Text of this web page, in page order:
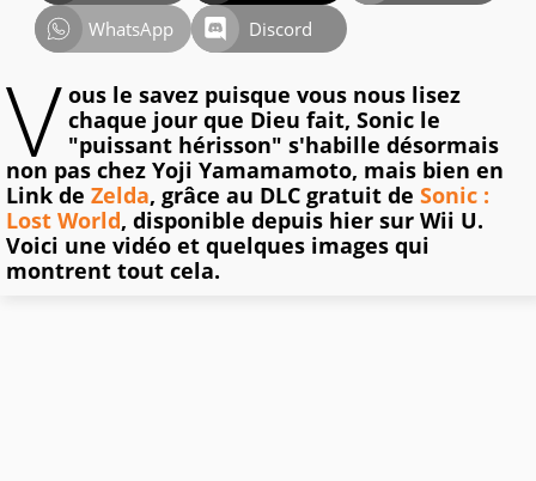
WhatsApp
Discord
V ous le savez puisque vous nous lisez
chaque jour que Dieu fait, Sonic le
"puissant hérisson" s'habille désormais
non pas chez Yoji Yamamamoto, mais bien en
Link de Zelda, grâce au DLC gratuit de Sonic :
Lost World, disponible depuis hier sur Wii U.
Voici une vidéo et quelques images qui
montrent tout cela.